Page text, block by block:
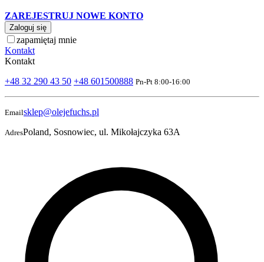
ZAREJESTRUJ NOWE KONTO
Zaloguj się
zapamiętaj mnie
Kontakt
Kontakt
+48 32 290 43 50 +48 601500888 Pn-Pt 8:00-16:00
Emailsklep@olejefuchs.pl
AdresPoland, Sosnowiec, ul. Mikołajczyka 63A